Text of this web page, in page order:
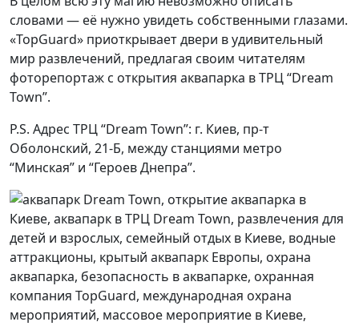
словами — её нужно увидеть собственными глазами.
«TopGuard» приоткрывает двери в удивительный
мир развлечений, предлагая своим читателям
фоторепортаж с открытия аквапарка в ТРЦ “Dream
Town”.
P.S. Адрес ТРЦ “Dream Town”: г. Киев, пр-т
Оболонский, 21-Б, между станциями метро
“Минская” и “Героев Днепра”.